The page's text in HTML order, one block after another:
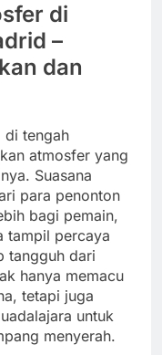
di
–
dan
di tengah
atmosfer yang
Suasana
para penonton
bagi pemain,
tampil percaya
tangguh dari
hanya memacu
tetapi juga
untuk
menyerah.